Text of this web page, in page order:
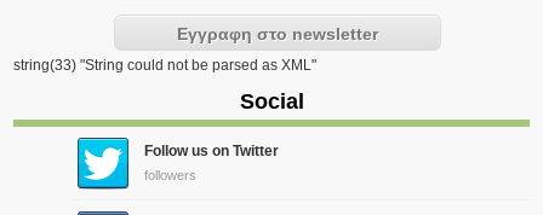
string(33) "String could not be parsed as XML"
Social
Follow us on Twitter
followers